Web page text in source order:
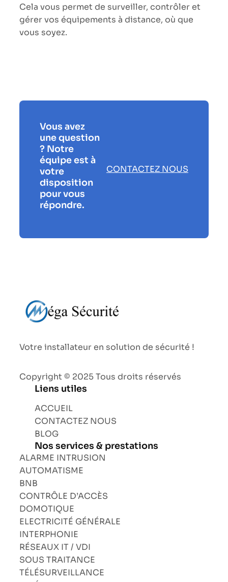
Cela vous permet de surveiller, contrôler et
gérer vos équipements à distance, où que
vous soyez.
Vous avez
une question
? Notre
équipe est à
votre
disposition
pour vous
répondre.
CONTACTEZ NOUS
Votre installateur en solution de sécurité !
Copyright © 2025 Tous droits réservés
Liens utiles
ACCUEIL
CONTACTEZ NOUS
BLOG
Nos services & prestations
ALARME INTRUSION
AUTOMATISME
BNB
CONTRÔLE D’ACCÈS
DOMOTIQUE
ELECTRICITÉ GÉNÉRALE
INTERPHONIE
RÉSEAUX IT / VDI
SOUS TRAITANCE
TÉLÉSURVEILLANCE